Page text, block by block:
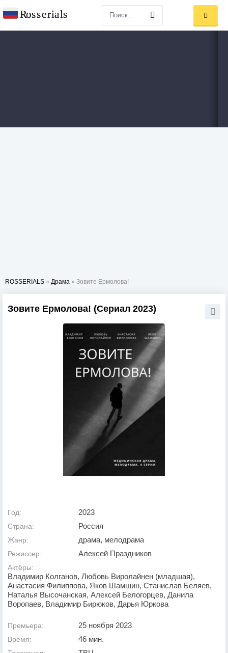
ROSSERIALS » Драма » Зовите Ермолова!
Зовите Ермолова! (Сериал 2023)
Год: 2023
Страна: Россия
Жанр: драма, мелодрама
Режиссер: Алексей Праздников
Актёры:
Владимир Колганов, Любовь Виролайнен (младшая),
Анастасия Филиппова, Яков Шамшин, Станислав Беляев,
Наталья Высочанская, Алексей Белогорцев, Данила
Воропаев, Владимир Бирюков, Дарья Юркова
Премьера: 25 ноября 2023
Время: 46 мин.